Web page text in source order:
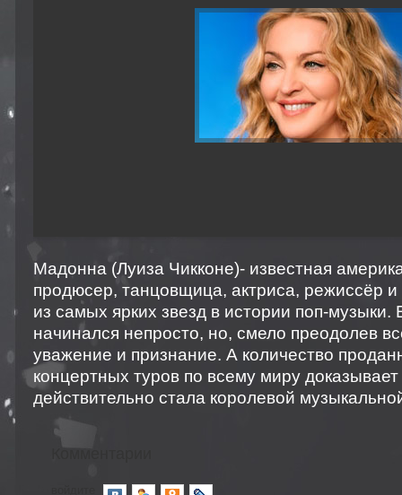
Мадонна (Луиза Чикконе)- известная
продюсер, танцовщица, актриса, режиссёр
из самых ярких звезд в истории поп-музыки.
начинался непросто, но, смело преодолев
уважение и признание. А количество
концертных туров по всему миру
действительно стала королевой
Комментарии